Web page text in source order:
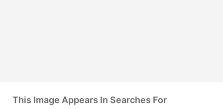
This Image Appears In Searches For